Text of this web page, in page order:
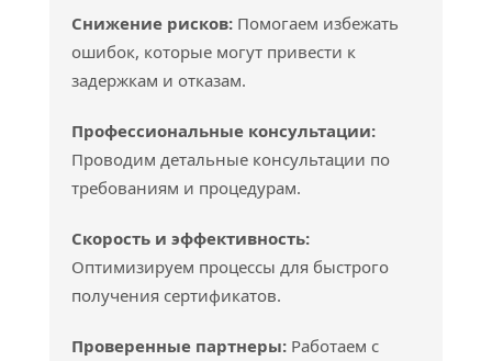
Снижение рисков:Помогаем избежать
ошибок, которые могут привести к
задержкам и отказам.
Профессиональные консультации:
Проводим детальные консультации по
требованиям и процедурам.
Скорость и эффективность:
Оптимизируем процессы для быстрого
получения сертификатов.
Проверенные партнеры:Работаем с